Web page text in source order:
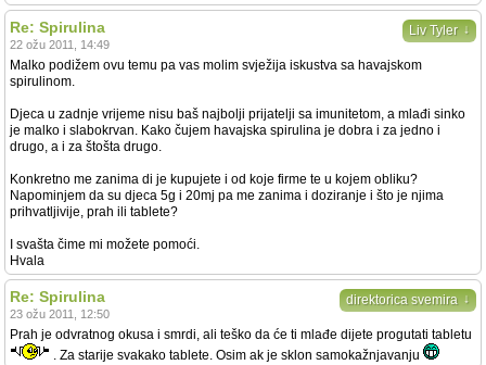
Liv Tyler ↓
Re: Spirulina
22 ožu 2011, 14:49
Malko podižem ovu temu pa vas molim svježija iskustva sa havajskom
spirulinom.
Djeca u zadnje vrijeme nisu baš najbolji prijatelji sa imunitetom, a mlađi sinko
je malko i slabokrvan. Kako čujem havajska spirulina je dobra i za jedno i
drugo, a i za štošta drugo.
Konkretno me zanima di je kupujete i od koje firme te u kojem obliku?
Napominjem da su djeca 5g i 20mj pa me zanima i doziranje i što je njima
prihvatljivije, prah ili tablete?
I svašta čime mi možete pomoći.
Hvala
direktorica svemira ↓
Re: Spirulina
23 ožu 2011, 12:50
Prah je odvratnog okusa i smrdi, ali teško da će ti mlađe dijete progutati tabletu
. Za starije svakako tablete. Osim ak je sklon samokažnjavanju